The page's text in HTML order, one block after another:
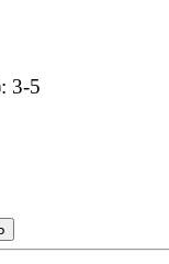
3-5